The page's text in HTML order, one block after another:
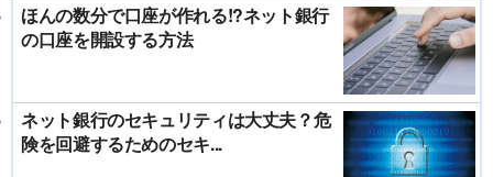
ほんの数分で口座が作れる!?ネット銀行
の口座を開設する方法
ネット銀行のセキュリティは大丈夫？危
険を回避するためのセキ...